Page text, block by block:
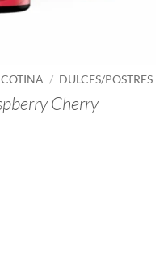
/ DULCES/POSTRES
Cherry